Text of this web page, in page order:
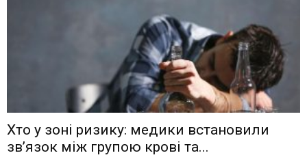
Хто у зоні ризику: медики встановили
зв’язок між групою крові та...